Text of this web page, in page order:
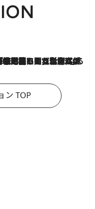
…」「サーチャージ料の高値が続いている」ホルムズ海峡封鎖による影響はいつまで続く？《エネルギー専門家に聞く“どうなる日本の暮らし”》
ン TOP